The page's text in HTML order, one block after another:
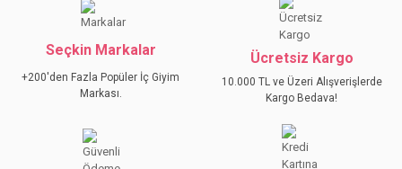
kullanarak tarafımıza iletebilirsiniz.
Görüş ve önerileriniz için teşekkür ederiz.
Ürün açıklamasında eksik bilgiler bulunuyor.
Ürün fiyatı diğer sitelerden daha pahalı.
Seçkin Markalar
+200'den Fazla Popüler İç Giyim
Markası.
Ücretsiz Kargo
10.000 TL ve Üzeri Alışverişlerde
Kargo Bedava!